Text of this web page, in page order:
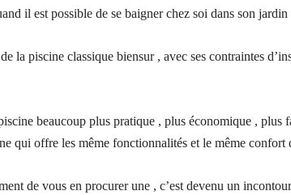
il est possible de se baigner chez soi dans son jardin
la piscine classique biensur , avec ses contraintes
beaucoup plus pratique , plus économique , plus
qui offre les même fonctionnalités et le même confort
de vous en procurer une , c’est devenu un